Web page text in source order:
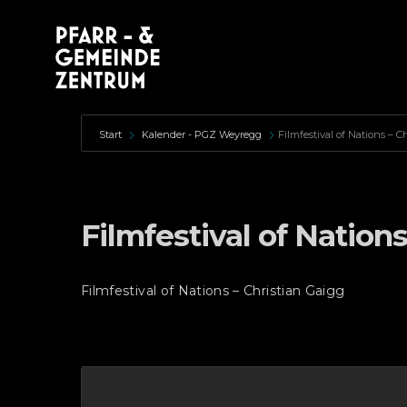
Start Kalender - PGZ Weyregg Filmfestival of Nations –
Filmfestival of
Filmfestival of Nations – Christian Gaigg